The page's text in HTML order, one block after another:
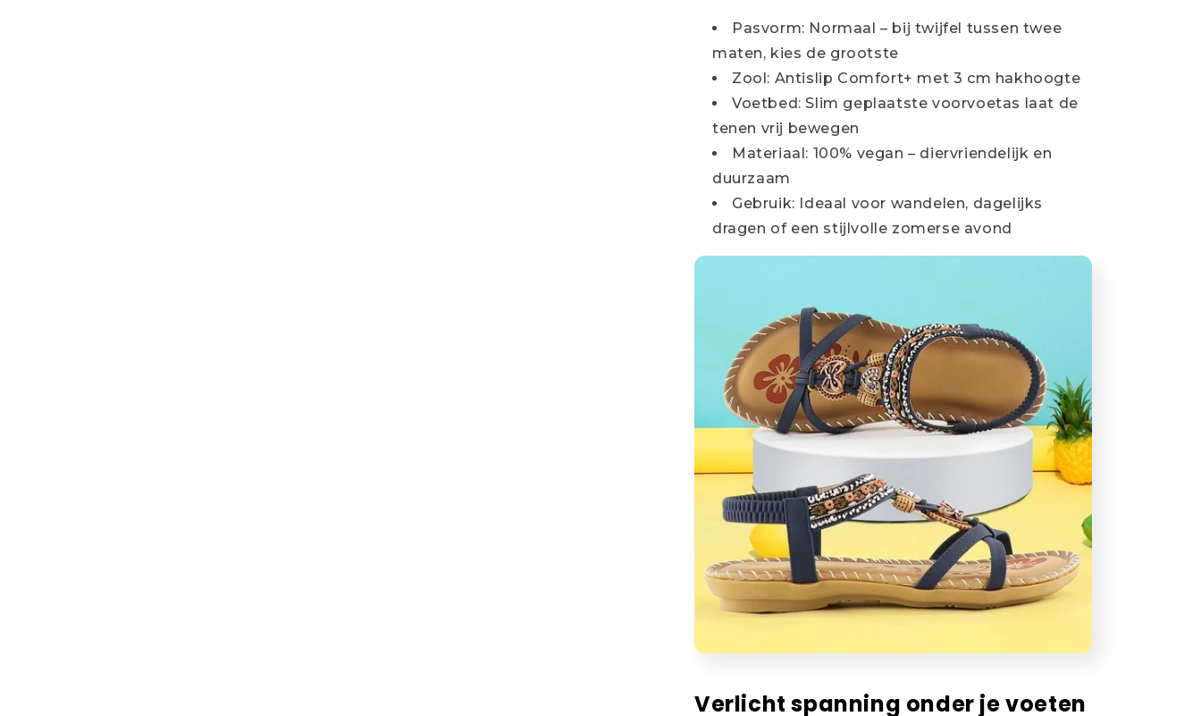
Pasvorm: Normaal – bij twijfel tussen twee
maten, kies de grootste
Zool: Antislip Comfort+ met 3 cm hakhoogte
Voetbed: Slim geplaatste voorvoetas laat de
tenen vrij bewegen
Materiaal: 100% vegan – diervriendelijk en
duurzaam
Gebruik: Ideaal voor wandelen, dagelijks
dragen of een stijlvolle zomerse avond
Verlicht spanning onder je voeten